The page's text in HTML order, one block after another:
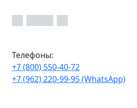
Телефоны:
+7 (800) 550-40-72
+7 (962) 220-99-95 (WhatsApp)